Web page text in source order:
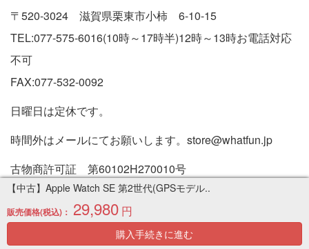
【中古】Apple Watch SE 第2世代(GPSモデル..
販売価格(税込)： 29,980 円
購入手続きに進む
〒520-3024 滋賀県栗東市小柿 6-10-15
TEL:077-575-6016(10時～17時半)12時～13時お電話対応
不可
FAX:077-532-0092
日曜日は定休です。
時間外はメールにてお願いします。store@whatfun.jp
古物商許可証 第60102H270010号
お電話につきましては、少数精鋭で運営しておりますので
商品の問い合わせなどはメールフォームでお願いします。
不良品応対の場合などのみ電話でも対応させていただきま